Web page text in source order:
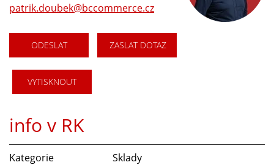
patrik.doubek@bccommerce.cz
ODESLAT ZASLAT DOTAZ
VYTISKNOUT
info v RK
Kategorie
Sklady